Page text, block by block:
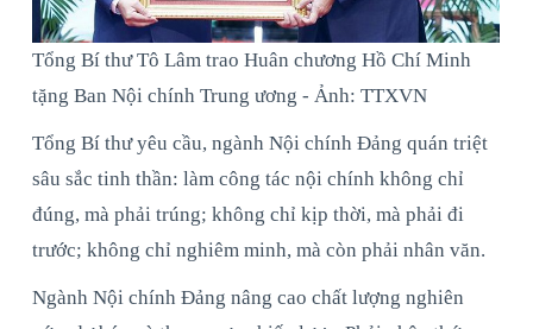
Tổng Bí thư Tô Lâm trao Huân chương Hồ Chí Minh
tặng Ban Nội chính Trung ương - Ảnh: TTXVN
Tổng Bí thư yêu cầu, ngành Nội chính Đảng quán triệt
sâu sắc tinh thần: làm công tác nội chính không chỉ
đúng, mà phải trúng; không chỉ kịp thời, mà phải đi
trước; không chỉ nghiêm minh, mà còn phải nhân văn.
Ngành Nội chính Đảng nâng cao chất lượng nghiên